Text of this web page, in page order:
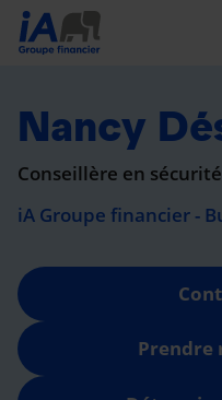
Nancy
Conseillère en
iA Groupe financier -
Prendre